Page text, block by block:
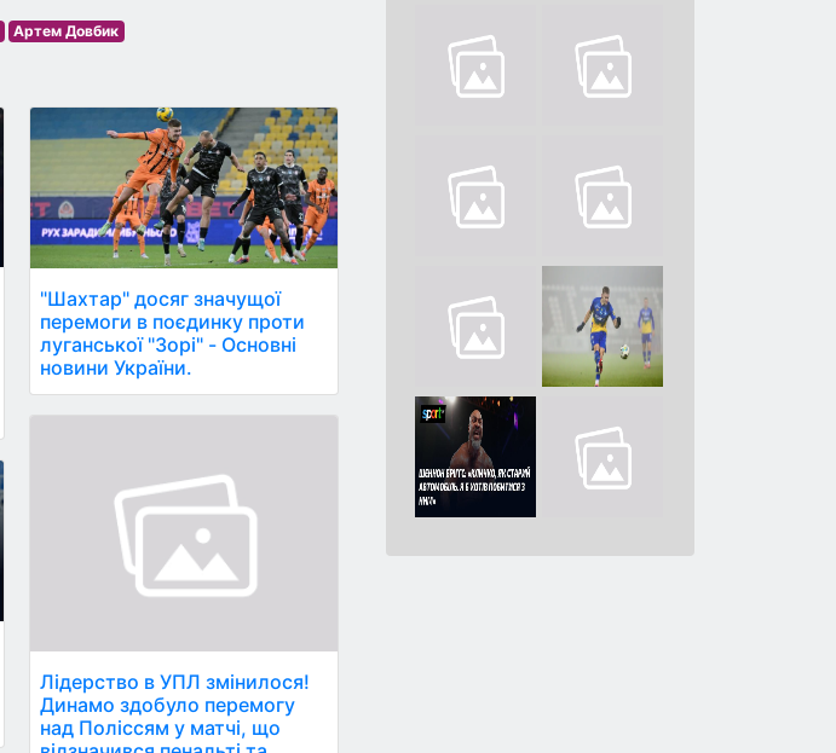
Артем Довбик
"Шахтар" досяг значущої
перемоги в поєдинку проти
луганської "Зорі" - Основні
новини України.
Лідерство в УПЛ змінилося!
Динамо здобуло перемогу
над Поліссям у матчі, що